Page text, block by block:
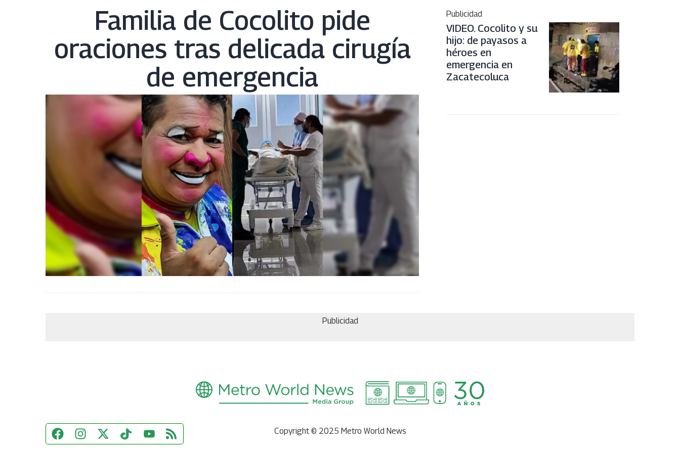
Familia de Cocolito pide
oraciones tras delicada cirugía
de emergencia
Publicidad
VIDEO. Cocolito y su
hijo: de payasos a
héroes en
emergencia en
Zacatecoluca
Publicidad
Copyright © 2025 Metro World News